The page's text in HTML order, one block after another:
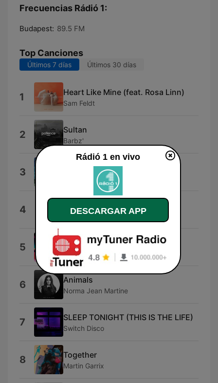
Frecuencias Rádió 1:
Budapest: 89.5 FM
Top Canciones
Últimos 7 días Últimos 30 días
1 Heart Like Mine (feat. Rosa Linn)
Sam Feldt
2 Sultan
Barbz'
3 Don't Stop
4 Purple Disco Machine
5 Piple (Extended Mix)
Alex Kenji & Federico Scavo
6 Animals
Norma Jean Martine
7 SLEEP TONIGHT (THIS IS THE LIFE)
Switch Disco
8 Together
Martin Garrix
Rádió 1 en vivo
DESCARGAR APP